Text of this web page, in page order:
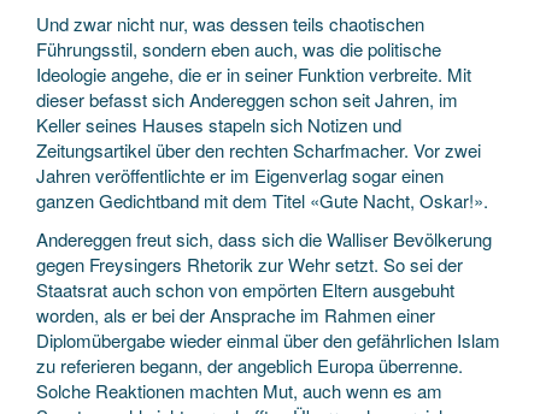
Und zwar nicht nur, was dessen teils chaotischen
Führungsstil, sondern eben auch, was die politische
Ideologie angehe, die er in seiner Funktion verbreite. Mit
dieser befasst sich Andereggen schon seit Jahren, im
Keller seines Hauses stapeln sich Notizen und
Zeitungsartikel über den rechten Scharfmacher. Vor zwei
Jahren veröffentlichte er im Eigenverlag sogar einen
ganzen Gedichtband mit dem Titel «Gute Nacht, Oskar!».
Andereggen freut sich, dass sich die Walliser Bevölkerung
gegen Freysingers Rhetorik zur Wehr setzt. So sei der
Staatsrat auch schon von empörten Eltern ausgebuht
worden, als er bei der Ansprache im Rahmen einer
Diplomübergabe wieder einmal über den gefährlichen Islam
zu referieren begann, der angeblich Europa überrenne.
Solche Reaktionen machten Mut, auch wenn es am